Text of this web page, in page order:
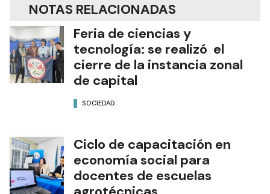
NOTAS RELACIONADAS
Feria de ciencias y
tecnología: se realizó el
cierre de la instancia zonal
de capital
SOCIEDAD
Ciclo de capacitación en
economía social para
docentes de escuelas